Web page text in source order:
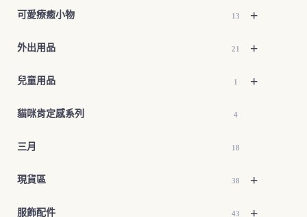
+
可愛療癒小物 13
+
外出用品 21
+
兒童用品 1
貓咪肯定感系列 4
三月 18
+
現貨區 38
+
服飾配件 43